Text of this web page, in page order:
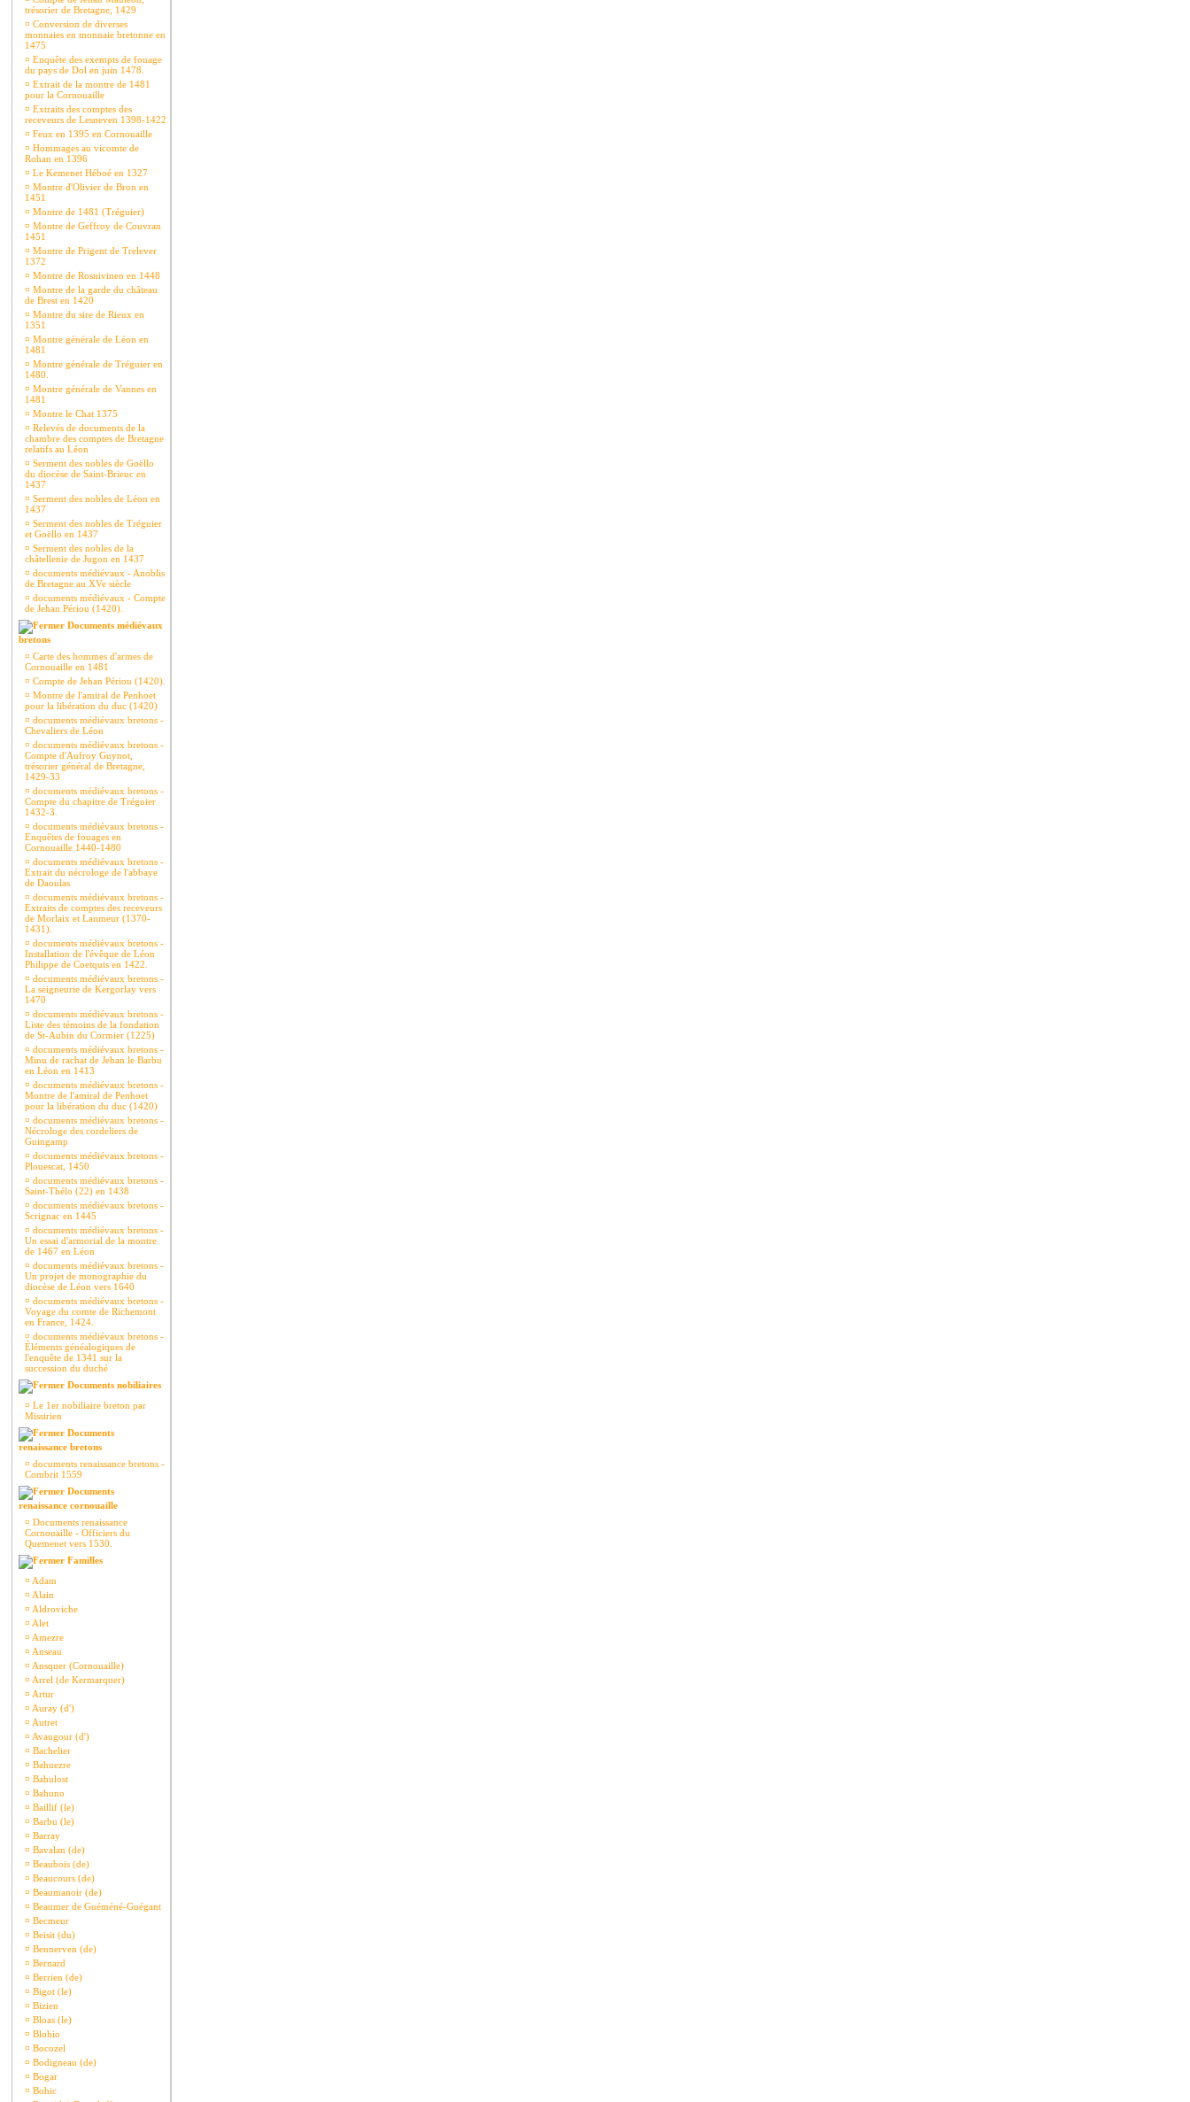
trésorier de Bretagne, 1429
¤ Conversion de diverses
monnaies en monnaie bretonne en
1475
¤ Enquête des exempts de fouage
du pays de Dol en juin 1478.
¤ Extrait de la montre de 1481
pour la Cornouaille
¤ Extraits des comptes des
receveurs de Lesneven 1398-1422
¤ Feux en 1395 en Cornouaille
¤ Hommages au vicomte de
Rohan en 1396
¤ Le Kemenet Héboé en 1327
¤ Montre d'Olivier de Bron en
1451
¤ Montre de 1481 (Tréguier)
¤ Montre de Geffroy de Couvran
1451
¤ Montre de Prigent de Trelever
1372
¤ Montre de Rosnivinen en 1448
¤ Montre de la garde du château
de Brest en 1420
¤ Montre du sire de Rieux en
1351
¤ Montre générale de Léon en
1481
¤ Montre générale de Tréguier en
1480.
¤ Montre générale de Vannes en
1481
¤ Montre le Chat 1375
¤ Relevés de documents de la
chambre des comptes de Bretagne
relatifs au Léon
¤ Serment des nobles de Goëllo
du diocèse de Saint-Brieuc en
1437
¤ Serment des nobles de Léon en
1437
¤ Serment des nobles de Tréguier
et Goëllo en 1437
¤ Serment des nobles de la
châtellenie de Jugon en 1437
¤ documents médiévaux - Anoblis
de Bretagne au XVe siècle
¤ documents médiévaux - Compte
de Jehan Périou (1420).
Documents médiévaux
bretons
¤ Carte des hommes d'armes de
Cornouaille en 1481
¤ Compte de Jehan Périou (1420).
¤ Montre de l'amiral de Penhoet
pour la libération du duc (1420)
¤ documents médiévaux bretons -
Chevaliers de Léon
¤ documents médiévaux bretons -
Compte d'Aufroy Guynot,
trésorier général de Bretagne,
1429-33
¤ documents médiévaux bretons -
Compte du chapitre de Tréguier
1432-3.
¤ documents médiévaux bretons -
Enquêtes de fouages en
Cornouaille 1440-1480
¤ documents médiévaux bretons -
Extrait du nécrologe de l'abbaye
de Daoulas
¤ documents médiévaux bretons -
Extraits de comptes des receveurs
de Morlaix et Lanmeur (1370-
1431).
¤ documents médiévaux bretons -
Installation de l'évêque de Léon
Philippe de Coetquis en 1422.
¤ documents médiévaux bretons -
La seigneurie de Kergorlay vers
1470
¤ documents médiévaux bretons -
Liste des témoins de la fondation
de St-Aubin du Cormier (1225)
¤ documents médiévaux bretons -
Minu de rachat de Jehan le Barbu
en Léon en 1413
¤ documents médiévaux bretons -
Montre de l'amiral de Penhoet
pour la libération du duc (1420)
¤ documents médiévaux bretons -
Nécrologe des cordeliers de
Guingamp
¤ documents médiévaux bretons -
Plouescat, 1450
¤ documents médiévaux bretons -
Saint-Thélo (22) en 1438
¤ documents médiévaux bretons -
Scrignac en 1445
¤ documents médiévaux bretons -
Un essai d'armorial de la montre
de 1467 en Léon
¤ documents médiévaux bretons -
Un projet de monographie du
diocèse de Léon vers 1640
¤ documents médiévaux bretons -
Voyage du comte de Richemont
en France, 1424.
¤ documents médiévaux bretons -
Éléments généalogiques de
l'enquête de 1341 sur la
succession du duché
Documents nobiliaires
¤ Le 1er nobiliaire breton par
Missirien
Documents
renaissance bretons
¤ documents renaissance bretons -
Combrit 1559
Documents
renaissance cornouaille
¤ Documents renaissance
Cornouaille - Officiers du
Quemenet vers 1530.
Familles
¤ Adam
¤ Alain
¤ Aldroviche
¤ Alet
¤ Amezre
¤ Anseau
¤ Ansquer (Cornouaille)
¤ Arrel (de Kermarquer)
¤ Artur
¤ Auray (d')
¤ Autret
¤ Avaugour (d')
¤ Bachelier
¤ Bahuezre
¤ Bahulost
¤ Bahuno
¤ Baillif (le)
¤ Barbu (le)
¤ Barray
¤ Bavalan (de)
¤ Beaubois (de)
¤ Beaucours (de)
¤ Beaumanoir (de)
¤ Beaumer de Guéméné-Guégant
¤ Becmeur
¤ Beisit (du)
¤ Bennerven (de)
¤ Bernard
¤ Berrien (de)
¤ Bigot (le)
¤ Bizien
¤ Bloas (le)
¤ Blohio
¤ Bocozel
¤ Bodigneau (de)
¤ Bogar
¤ Bohic